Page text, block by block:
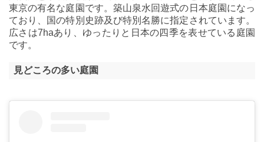
東京の有名な庭園です。築山泉水回遊式の日本庭園になっ
ており、国の特別史跡及び特別名勝に指定されています。
広さは7haあり、ゆったりと日本の四季を表せている庭園
です。
見どころの多い庭園